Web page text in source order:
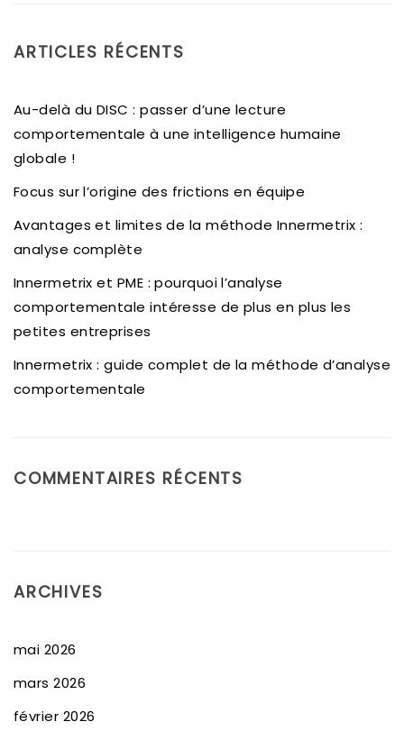
ARTICLES RÉCENTS
Au-delà du DISC : passer d’une lecture
comportementale à une intelligence humaine
globale !
Focus sur l’origine des frictions en équipe
Avantages et limites de la méthode Innermetrix :
analyse complète
Innermetrix et PME : pourquoi l’analyse
comportementale intéresse de plus en plus les
petites entreprises
Innermetrix : guide complet de la méthode d’analyse
comportementale
COMMENTAIRES RÉCENTS
ARCHIVES
mai 2026
mars 2026
février 2026